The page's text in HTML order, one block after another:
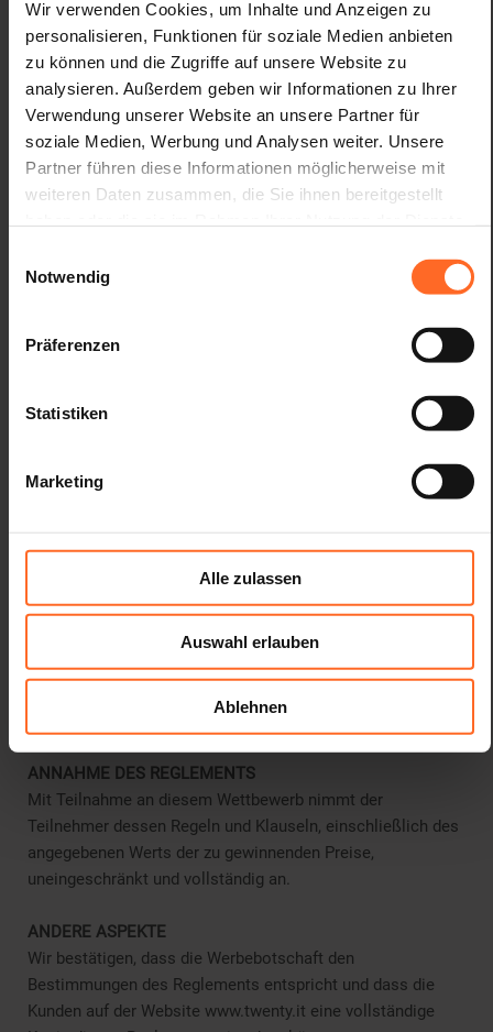
Wir verwenden Cookies, um Inhalte und Anzeigen zu
personalisieren, Funktionen für soziale Medien anbieten
zu können und die Zugriffe auf unsere Website zu
analysieren. Außerdem geben wir Informationen zu Ihrer
Verwendung unserer Website an unsere Partner für
soziale Medien, Werbung und Analysen weiter. Unsere
Partner führen diese Informationen möglicherweise mit
weiteren Daten zusammen, die Sie ihnen bereitgestellt
Notwendig
Präferenzen
Statistiken
Marketing
Alle zulassen
Auswahl erlauben
Ablehnen
ausschließlich zu Lasten des Gewinners.
Twenty GiftCards können nicht für den Kauf der
folgenden Produkte verwendet werden:
Monopolwaren, Tabak und Briefmarken,
Sofortlotteriescheine und Scheine staatlicher AAMS-
Lotterien, Zeitungen, Babyprodukte und Produkte, die
von der geltenden Gesetzgebung ausgeschlossen
sind.
Mitarbeiter des Einkaufszentrums und des Beauftragten
REGRESSRECHT
30, Absatz 1 und 2 des D.P.R. Nr. 600 vom 9. September
NICHT AUSGEHÄNDIGTE PREISE
Sitz auf dem Firmian-Platz 1 / A - 39100 Bozen (BZ).
Steuernummer 94100310211
ABLEHNUNG DES PREISES
ANNAHME DES REGLEMENTS
Mit Teilnahme an diesem Wettbewerb nimmt der
Teilnehmer dessen Regeln und Klauseln, einschließlich des
angegebenen Werts der zu gewinnenden Preise,
uneingeschränkt und vollständig an.
ANDERE ASPEKTE
Wir bestätigen, dass die Werbebotschaft den
Bestimmungen des Reglements entspricht und dass die
Kunden auf der Website www.twenty.it eine vollständige